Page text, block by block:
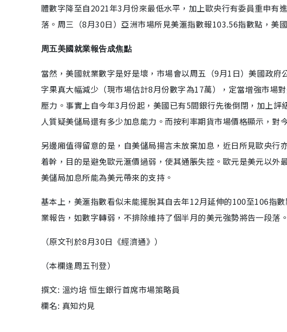
體數字降至自2021年3月份來最低水平，加上歐央行有委員重申有
落。周三（8月30日）亞洲市場所見美滙指數報103.56指數點，美
周五美國就業報告成焦點
當然，美國就業數字是好是壞，市場會以周五（9月1日）美國政
字果真大幅減少（現市場估計8月份數字為17萬），定當增強市場
壓力。事實上自今年3月份起，美國已有5間銀行先後倒閉，加上
人質疑美儲局還有多少加息能力。而按利率期貨市場價格顯示，對
另邊廂值得留意的是，自美儲局揚言未放棄加息，近日所見歐央行
着幹，目的是避免歐元滙價過弱，使其通脹失控。歐元是美元以外
美儲局加息所能為美元帶來的支持。
基本上，美滙指數看似未能擺脫其自去年12月延伸的100至106指
業報告，如數字轉弱，不排除維持了個半月的美元強勢將告一段落。
（原文刊於8月30日《經濟通》）
（本欄逢周五刊登）
撰文: 溫灼培 恒生銀行首席市場策略員
欄名: 真知灼見